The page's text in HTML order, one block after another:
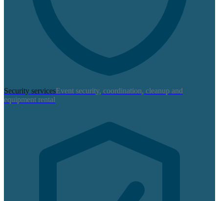
Security servicesEvent security, coordination, cleanup and
equipment rental